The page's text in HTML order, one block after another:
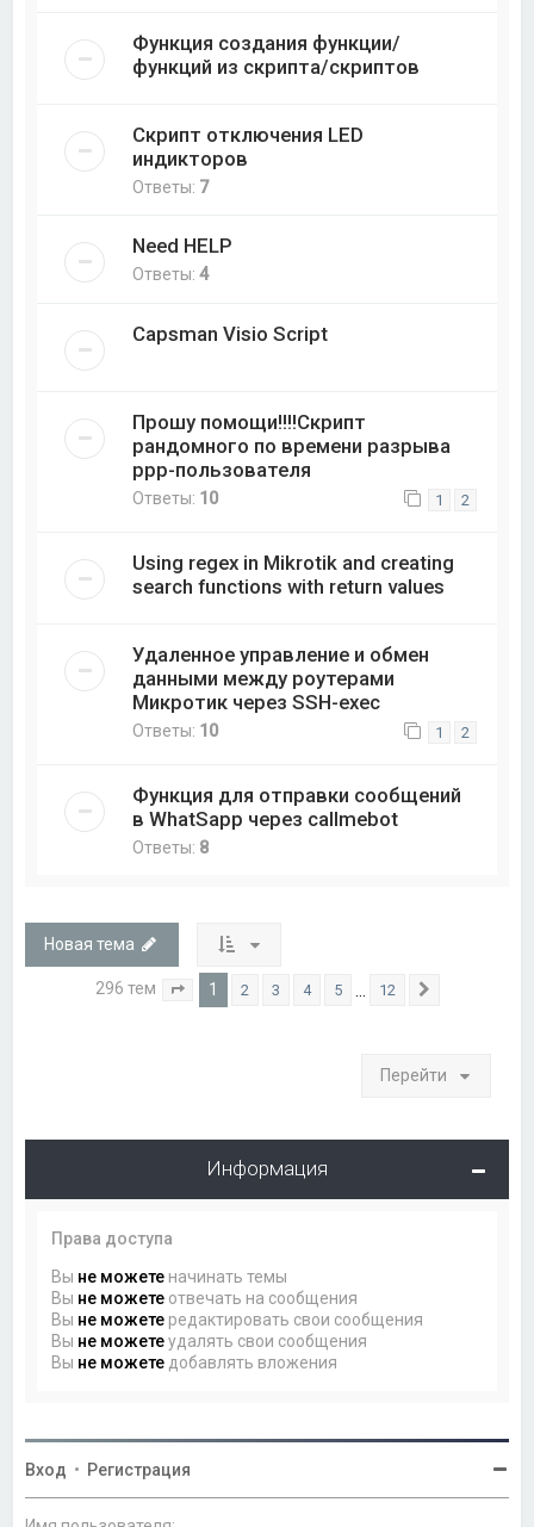
Функция создания функции/
функций из скрипта/скриптов
Скрипт отключения LED
индикторов
Ответы: 7
Need HELP
Ответы:4
Capsman Visio Script
Прошу помощи!!!!Скрипт
рандомного по времени разрыва
ppp-пользователя
Ответы: 10 1 2
Using regex in Mikrotik and creating
search functions with return values
Удаленное управление и обмен
данными между роутерами
Микротик через SSH-exec
Ответы: 10 1 2
Функция для отправки сообщений
в WhatSapp через callmebot
Ответы: 8
Новая тема
296 тем Страница из 12
1 2 3 4 5 12
Перейти
Информация
Права доступа
Вы не можете начинать темы
Вы не можете отвечать на сообщения
Вы не можете редактировать свои сообщения
Вы не можетеудалять свои сообщения
Вы не можете добавлять вложения
Вход • Регистрация